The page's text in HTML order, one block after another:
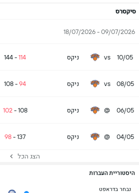
סיקסרס
09/07/2026 - 18/07/2026
10/05
vs ניקס 114
-
144
08/05
vs ניקס 94
-
108
06/05
@ ניקס 108
-
102
04/05
@ ניקס 137
-
98
הצג הכל
היסטוריית העברות
נבחר בדראפט